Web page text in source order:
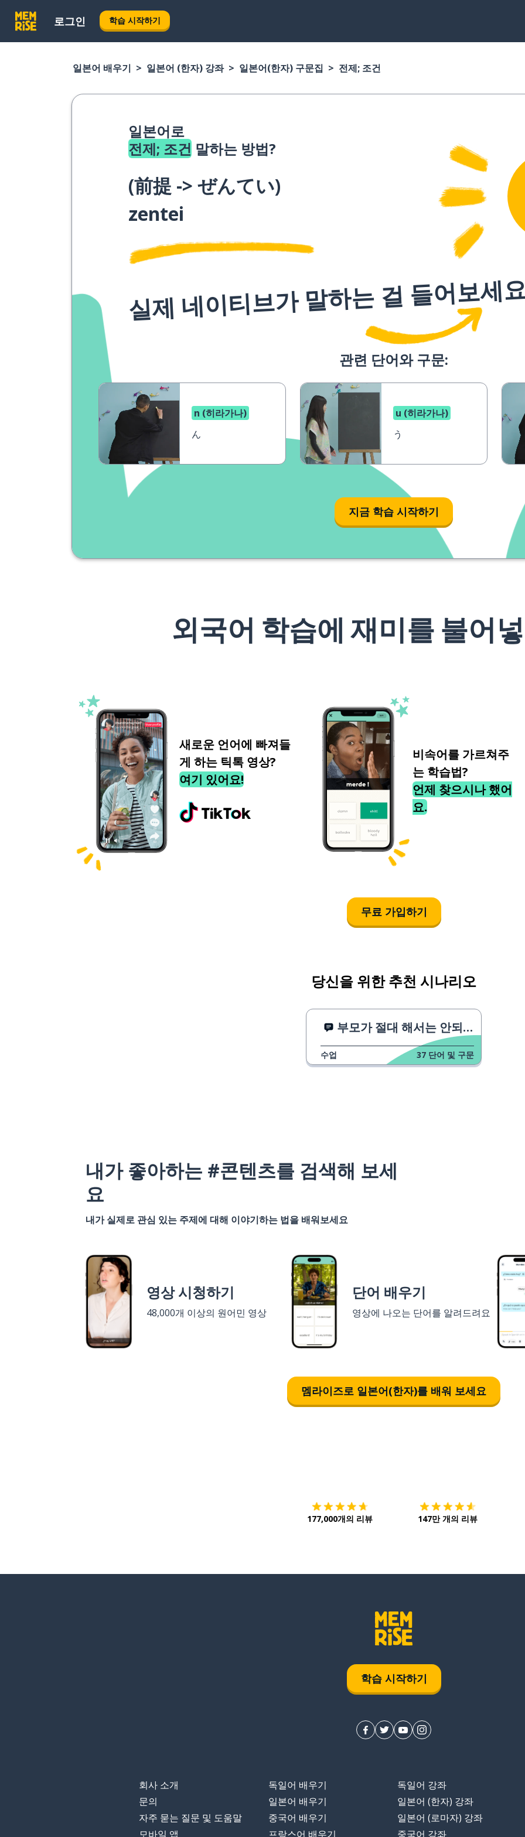
로그인 학습 시작하기
일본어 배우기 일본어 (한자) 강좌 일본어(한자) 구문집 전제; 조건
일본어로
전제; 조건 말하는 방법?
(前提 -> ぜんてい)
zentei
실제 네이티브가 말하는 걸 들어보세
관련 단어와 구문:
n (히라가나)
ん
u (히라가나)
う
지금 학습 시작하기
외국어 학습에 재미를 불어
새로운 언어에 빠져들
게 하는 틱톡 영상?
여기 있어요!
비속어를 가르쳐주
는 학습법?
언제 찾으시나 했어
요.
무료 가입하기
당신을 위한 추천 시나리오
부모가 절대 해서는 안되는 말
수업 37 단어 및 구문
내가 좋아하는 #콘텐츠를 검색해 보세
요
내가 실제로 관심 있는 주제에 대해 이야기하는 법을 배워보세요
영상 시청하기
48,000개 이상의 원어민 영상
단어 배우기
영상에 나오는 단어를 알려드려요
멤라이즈로 일본어(한자)를 배워 보세요
177,000개의 리뷰 147만 개의 리뷰
학습 시작하기
회사 소개
문의
자주 묻는 질문 및 도움말
모바일 앱
독일어 배우기
일본어 배우기
중국어 배우기
프랑스어 배우기
독일어 강좌
일본어 (한자) 강좌
일본어 (로마자) 강좌
중국어 강좌